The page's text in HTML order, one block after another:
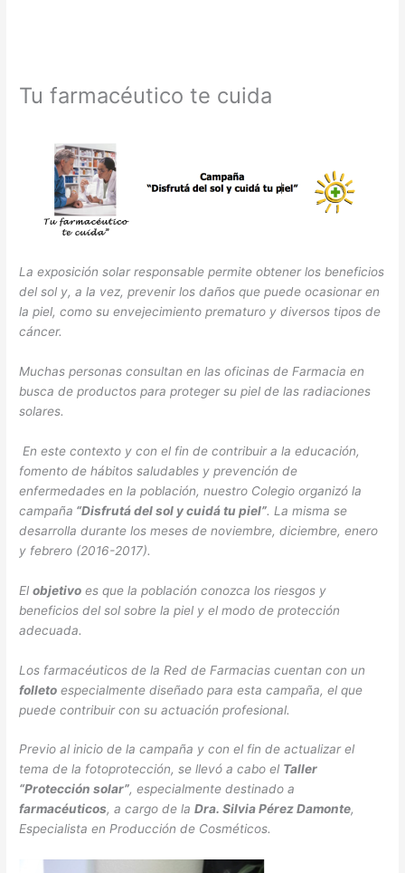
Tu farmacéutico te cuida
La exposición solar responsable permite obtener los beneficios
del sol y, a la vez, prevenir los daños que puede ocasionar en
la piel, como su envejecimiento prematuro y diversos tipos de
cáncer.
Muchas personas consultan en las oficinas de Farmacia en
busca de productos para proteger su piel de las radiaciones
solares.
En este contexto y con el fin decontribuir a la educación,
fomento de hábitos saludables y prevención de
enfermedades en la población, nuestro Colegio organizó la
campaña “Disfrutá del sol y cuidá tu piel”. La misma se
desarrolla durante los meses de noviembre, diciembre, enero
y febrero (2016-2017).
Elobjetivo es que la población conozca los riesgos y
beneficios del sol sobre la piel y el modo de protección
adecuada.
Los farmacéuticos de la Red de Farmacias cuentan con un
folleto especialmente diseñado para esta campaña, el que
puede contribuir con su actuación profesional.
Previo al inicio de la campaña y con el fin de actualizar el
tema de la fotoprotección, se llevó a cabo el Taller
“Protección solar”, especialmente destinado a
farmacéuticos, a cargo de laDra. Silvia Pérez Damonte,
Especialista en Producción de Cosméticos.